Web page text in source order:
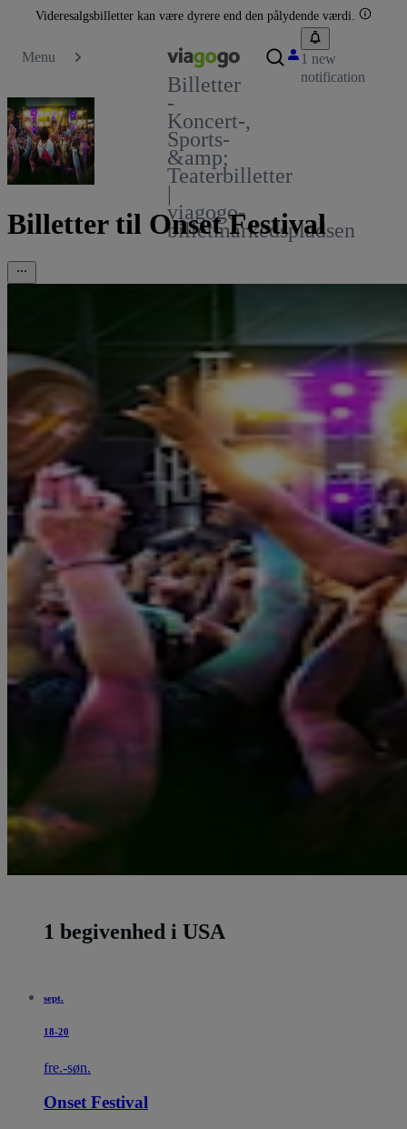
Videresalgsbilletter kan være dyrere end den pålydende værdi.
Menu
Billetter
-
Koncert-,
Sports-
&amp;
Teaterbilletter
|
viagogo-
billetmarkedspladsen
1 new
notification
Billetter til Onset Festival
1 begivenhed i USA
sept.
18-20
fre.-søn.
Onset Festival